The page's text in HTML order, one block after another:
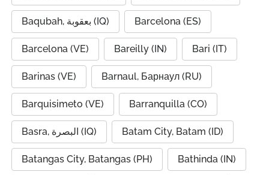
Baqubah, بعقوبة (IQ) Barcelona (ES)
Barcelona (VE) Bareilly (IN) Bari (IT)
Barinas (VE) Barnaul, Барнаул (RU)
Barquisimeto (VE) Barranquilla (CO)
Basra, البصرة (IQ) Batam City, Batam (ID)
Batangas City, Batangas (PH) Bathinda (IN)